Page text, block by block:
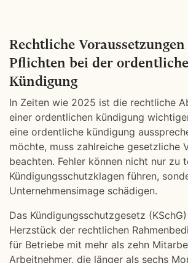
Rechtliche
Pflichten bei der
Kündigung
In Zeiten wie 2025 ist die rechtliche
einer ordentlichen kündigung
eine ordentliche kündigung
möchte, muss zahlreiche gesetzliche
beachten. Fehler können nicht nur zu
Kündigungsschutzklagen führen,
Unternehmensimage schädigen.
Das Kündigungsschutzgesetz
Herzstück der rechtlichen
für Betriebe mit mehr als zehn
Arbeitnehmer, die länger als sechs